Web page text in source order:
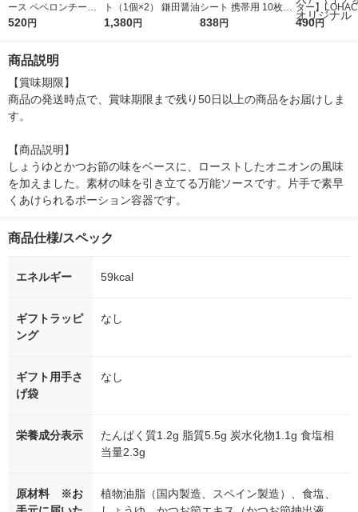
ース ペペロンチーノ
21g×8個入 1袋 プロユ
520円
ト（1個×2） 鎌田醤油
1,380円
シート 携帯用 10枚入
1セット（3個） 花王
838円
ター】
r（ロハコウ
490円
商品説明
【賞味期限】
商品の発送時点で、賞味期限まで残り50日以上の商品をお届けしま
す。
【商品説明】
しょうゆとかつお節の味をベースに、ローストしたオニオンの風味
を加えました。素材の味を引き立てる万能ソースです。片手で素早
くあけられるポーション容器です。
商品仕様/スペック
エネルギー 59kcal
ギフトラッピ
ング
なし
ギフト用手さ
げ袋
なし
栄養成分表示
たんぱく質1.2g 脂質5.5g 炭水化物1.1g 食塩相
当量2.3g
原材料 ※お
植物油脂（国内製造、スペイン製造）、食塩、